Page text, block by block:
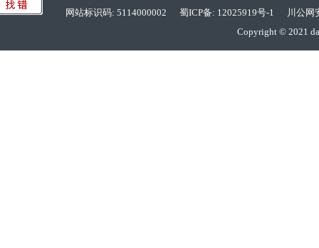
网站标识码: 5114000002 蜀ICP备: 12025919号-1 川公网
Copyright © 2021